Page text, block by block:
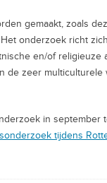
gemaakt, zoals
onderzoek richt
en/of religieuze
de zeer multiculturele
in september
tijdens